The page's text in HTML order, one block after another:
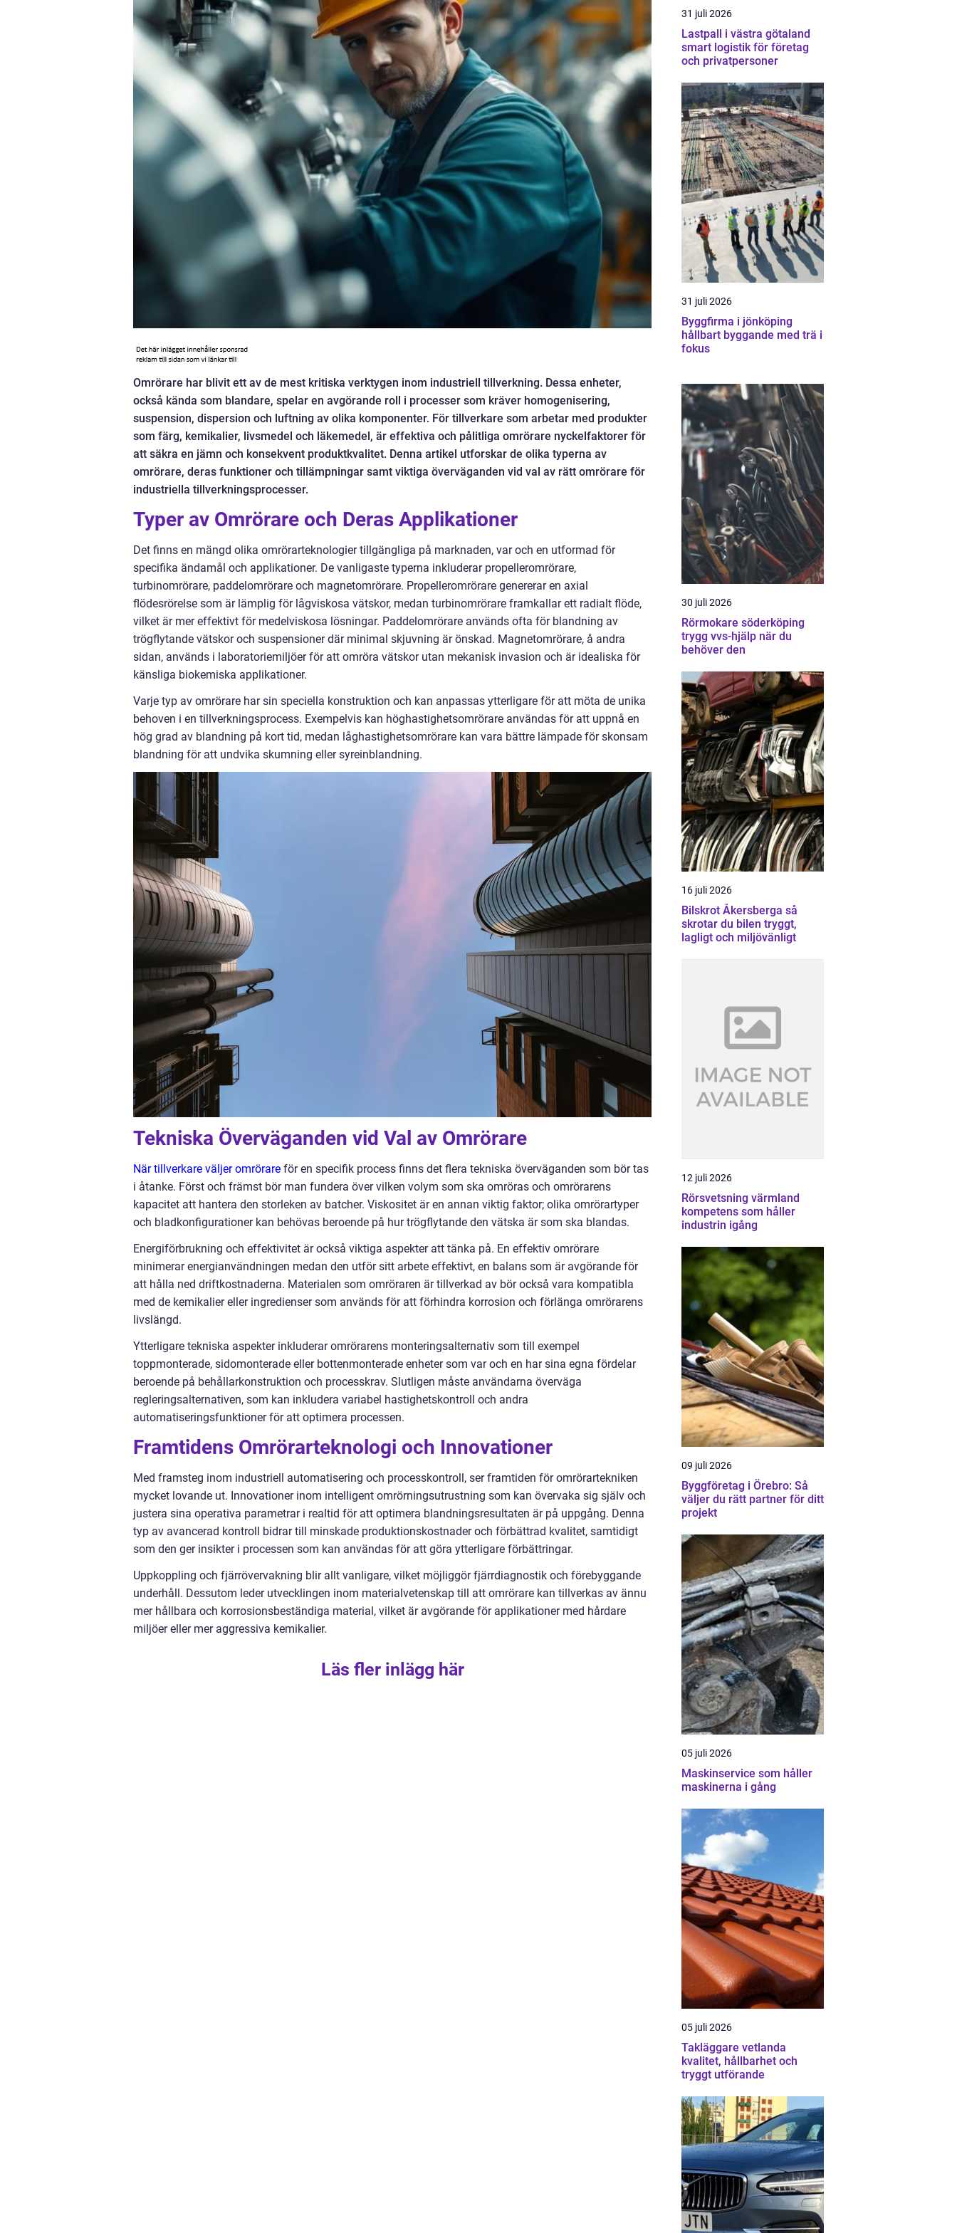
Omrörare har blivit ett av de mest kritiska verktygen inom industriell tillverkning. Dessa enheter,
också kända som blandare, spelar en avgörande roll i processer som kräver homogenisering,
suspension, dispersion och luftning av olika komponenter. För tillverkare som arbetar med produkter
som färg, kemikalier, livsmedel och läkemedel, är effektiva och pålitliga omrörare nyckelfaktorer för
att säkra en jämn och konsekvent produktkvalitet. Denna artikel utforskar de olika typerna av
omrörare, deras funktioner och tillämpningar samt viktiga överväganden vid val av rätt omrörare för
industriella tillverkningsprocesser.
Typer av Omrörare och Deras Applikationer
Det finns en mängd olika omrörarteknologier tillgängliga på marknaden, var och en utformad för
specifika ändamål och applikationer. De vanligaste typerna inkluderar propelleromrörare,
turbinomrörare, paddelomrörare och magnetomrörare. Propelleromrörare genererar en axial
flödesrörelse som är lämplig för lågviskosa vätskor, medan turbinomrörare framkallar ett radialt flöde,
vilket är mer effektivt för medelviskosa lösningar. Paddelomrörare används ofta för blandning av
trögflytande vätskor och suspensioner där minimal skjuvning är önskad. Magnetomrörare, å andra
sidan, används i laboratoriemiljöer för att omröra vätskor utan mekanisk invasion och är idealiska för
känsliga biokemiska applikationer.
Varje typ av omrörare har sin speciella konstruktion och kan anpassas ytterligare för att möta de unika
behoven i en tillverkningsprocess. Exempelvis kan höghastighetsomrörare användas för att uppnå en
hög grad av blandning på kort tid, medan låghastighetsomrörare kan vara bättre lämpade för skonsam
blandning för att undvika skumning eller syreinblandning.
Tekniska Överväganden vid Val av Omrörare
När tillverkare väljer omrörare för en specifik process finns det flera tekniska överväganden som bör tas
i åtanke. Först och främst bör man fundera över vilken volym som ska omröras och omrörarens
kapacitet att hantera den storleken av batcher. Viskositet är en annan viktig faktor; olika omrörartyper
och bladkonfigurationer kan behövas beroende på hur trögflytande den vätska är som ska blandas.
Energiförbrukning och effektivitet är också viktiga aspekter att tänka på. En effektiv omrörare
minimerar energianvändningen medan den utför sitt arbete effektivt, en balans som är avgörande för
att hålla ned driftkostnaderna. Materialen som omröraren är tillverkad av bör också vara kompatibla
med de kemikalier eller ingredienser som används för att förhindra korrosion och förlänga omrörarens
livslängd.
Ytterligare tekniska aspekter inkluderar omrörarens monteringsalternativ som till exempel
toppmonterade, sidomonterade eller bottenmonterade enheter som var och en har sina egna fördelar
beroende på behållarkonstruktion och processkrav. Slutligen måste användarna överväga
regleringsalternativen, som kan inkludera variabel hastighetskontroll och andra
automatiseringsfunktioner för att optimera processen.
Framtidens Omrörarteknologi och Innovationer
Med framsteg inom industriell automatisering och processkontroll, ser framtiden för omrörartekniken
mycket lovande ut. Innovationer inom intelligent omrörningsutrustning som kan övervaka sig själv och
justera sina operativa parametrar i realtid för att optimera blandningsresultaten är på uppgång. Denna
typ av avancerad kontroll bidrar till minskade produktionskostnader och förbättrad kvalitet, samtidigt
som den ger insikter i processen som kan användas för att göra ytterligare förbättringar.
Uppkoppling och fjärrövervakning blir allt vanligare, vilket möjliggör fjärrdiagnostik och förebyggande
underhåll. Dessutom leder utvecklingen inom materialvetenskap till att omrörare kan tillverkas av ännu
mer hållbara och korrosionsbeständiga material, vilket är avgörande för applikationer med hårdare
miljöer eller mer aggressiva kemikalier.
Läs fler inlägg här
31 juli 2026
Lastpall i västra götaland
smart logistik för företag
och privatpersoner
31 juli 2026
Byggfirma i jönköping
hållbart byggande med trä i
fokus
30 juli 2026
Rörmokare söderköping
trygg vvs-hjälp när du
behöver den
16 juli 2026
Bilskrot Åkersberga så
skrotar du bilen tryggt,
lagligt och miljövänligt
12 juli 2026
Rörsvetsning värmland
kompetens som håller
industrin igång
09 juli 2026
Byggföretag i Örebro: Så
väljer du rätt partner för ditt
projekt
05 juli 2026
Maskinservice som håller
maskinerna i gång
05 juli 2026
Takläggare vetlanda
kvalitet, hållbarhet och
tryggt utförande